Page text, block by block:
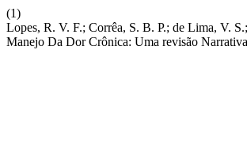
(1)
Lopes, R. V. F.; Corrêa, S. B. P.; de Lima, V.
Manejo Da Dor Crônica: Uma revisão